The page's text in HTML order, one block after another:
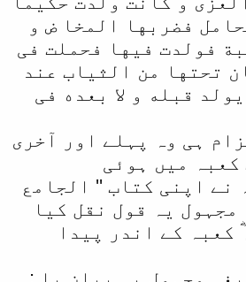
فضربها المخا ض و
فولدت فيها فحملت فی
تحتها من الثیاب عند
قبله و لا بعده فی
ہی وہ پہلے اور آخری
کعبہ میں ہوئی
نے اپنی کتاب '' الجامع
مجہول یہ قول نقل کیا
کعبہ کے اندر پیدا